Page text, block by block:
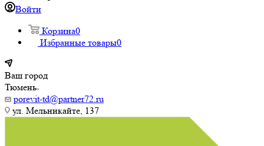
Войти
Корзина0
Избранные товары0
Ваш город
Тюмень
porevit-td@partner72.ru
ул. Мельникайте, 137